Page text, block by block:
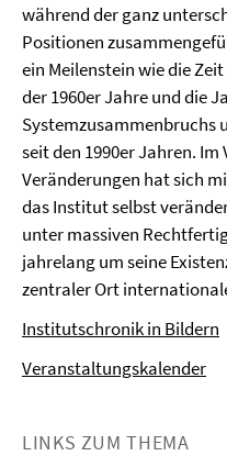
während der ganz
Positionen
ein Meilenstein wie die
der 1960er Jahre und die
Systemzusammenbruchs
seit den 1990er Jahren.
Veränderungen hat sich
das Institut selbst
unter massiven
jahrelang um seine
zentraler Ort
Institutschronik in Bildern
Veranstaltungskalender
LINKS ZUM THEMA